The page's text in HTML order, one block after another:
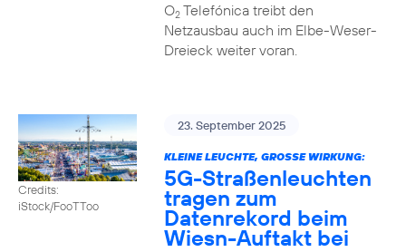
O2Telefónica treibt den
Netzausbau auch im Elbe-Weser-
Dreieck weiter voran.
Credits:
iStock/FooTToo
23. September 2025
KLEINE LEUCHTE, GROSSE WIRKUNG:
5G-Straßenleuchten
tragen zum
Datenrekord beim
Wiesn-Auftakt bei